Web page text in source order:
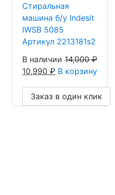
Стиральная
машина б/у Indesit
IWSB 5085
Артикул 2213181s2
В наличии 14,000₽
10,990 ₽ В корзину
Заказ в один клик